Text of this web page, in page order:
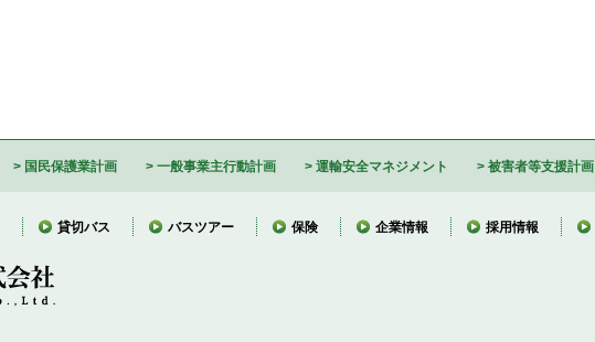
国民保護業計画 一般事業主行動計画 運輸安全マネジメント 被害者等支援計画
貸切バス バスツアー 保険 企業情報 採用情報